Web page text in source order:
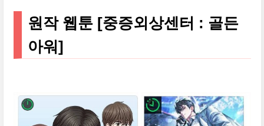
원작 웹툰 [중증외상센터 : 골든
아워]